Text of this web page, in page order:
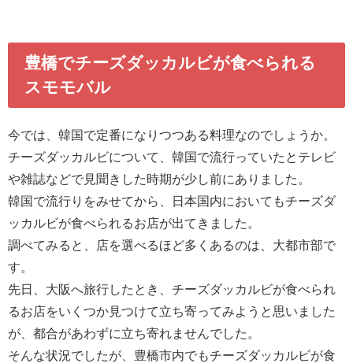
豊橋でチーズダッカルビが食べられる
スモモバル
今では、韓国で定番になりつつある料理なのでしょうか。
チーズダッカルビについて、韓国で流行っていたとテレビ
や雑誌などで見聞きした時期が少し前にありました。
韓国で流行りをみせてから、日本国内においてもチーズダ
ッカルビが食べられるお店が出てきました。
調べてみると、店を選べるほど多くあるのは、大都市部で
す。
先日、大阪へ旅行したとき、チーズダッカルビが食べられ
るお店をいくつか見つけて立ち寄ってみようと思いました
が、都合があわずに立ち寄れませんでした。
そんな状況でしたが、豊橋市内でもチーズダッカルビが食